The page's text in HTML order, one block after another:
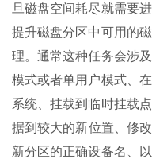
旦磁盘空间耗尽就需要
提升磁盘分区中可用的
理。通常这种任务会涉
模式或者单用户模式、
系统、挂载到临时挂载
据到较大的新位置、修改
新分区的正确设备名、